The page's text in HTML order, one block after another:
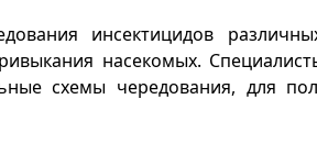
инсектицидов
насекомых.
схемы чередования, для